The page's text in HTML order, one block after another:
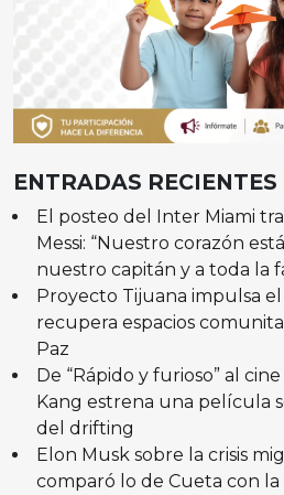
ENTRADAS RECIENTES
El posteo del Inter Miami
Messi: “Nuestro corazón
nuestro capitán y a toda la
Proyecto Tijuana impulsa
recupera espacios
Paz
De “Rápido y furioso” al
Kang estrena una película
del drifting
Elon Musk sobre la crisis
comparó lo de Cueta con